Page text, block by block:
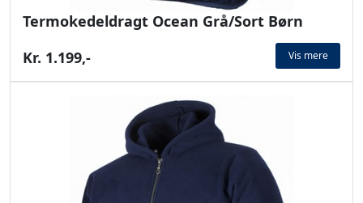
Termokedeldragt Ocean Grå/Sort Børn
Kr. 1.199,-
Vis mere